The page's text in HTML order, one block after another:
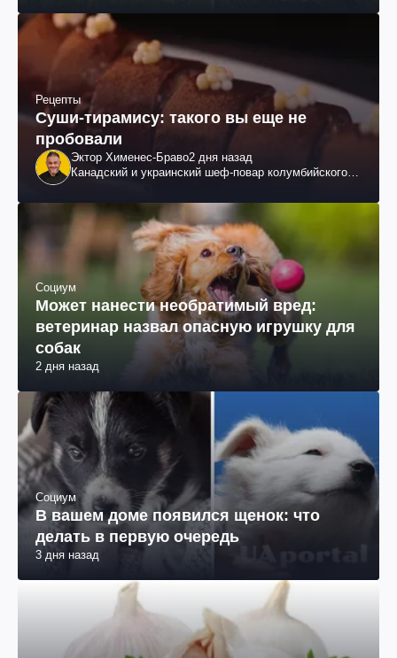
Рецепты
Суши-тирамису: такого вы еще не
пробовали
Эктор Хименес-Браво2 дня назад
Канадский и украинский шеф-повар колумбийского
Социум
Может нанести необратимый вред:
ветеринар назвал опасную игрушку для
собак
2 дня назад
Социум
В вашем доме появился щенок: что
делать в первую очередь
3 дня назад